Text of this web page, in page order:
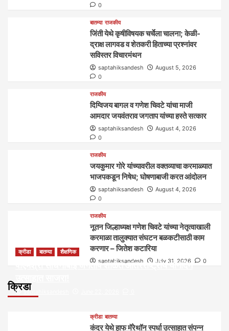
0
बातम्या राजकीय
जिंती येथे कृषीविषयक चर्चेला चालना; केळी-
द्राक्ष लागवड व शेतकरी हिताच्या प्रश्नांवर
सविस्तर विचारमंथन
saptahiksandesh
August 5, 2026
0
राजकीय
दिग्विजय बागल व गणेश चिवटे यांचा माजी
आमदार जयवंतराव जगताप यांच्या हस्ते सत्कार
saptahiksandesh
August 4, 2026
0
राजकीय
जयकुमार गोरे यांच्यावरील वक्तव्याचा करमाळ्यात
भाजपकडून निषेध; घोषणाबाजी करत आंदोलन
saptahiksandesh
August 4, 2026
0
राजकीय
नूतन जिल्हाध्यक्ष गणेश चिवटे यांच्या नेतृत्वाखाली
करमाळा तालुक्यात संघटन बळकटीसाठी काम
करणार – जितेश कटारिया
saptahiksandesh July 31, 2026 0
क्रिडा
क्रीडा बातम्या शैक्षणिक
पीएमश्री साधनाबाई जगताप शाळेत आंतरराष्ट्रीय योगदिन
saptahiksandesh
क्रीडा बातम्या
कंदर येथे हाफ मॅरेथॉन स्पर्धा उत्साहात संपन्न